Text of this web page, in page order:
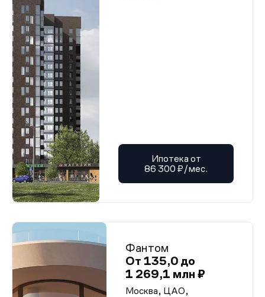
Ипотека от
86 300 ₽/мес.
Фантом
От 135,0 до
1 269,1 млн ₽
Москва, ЦАО,